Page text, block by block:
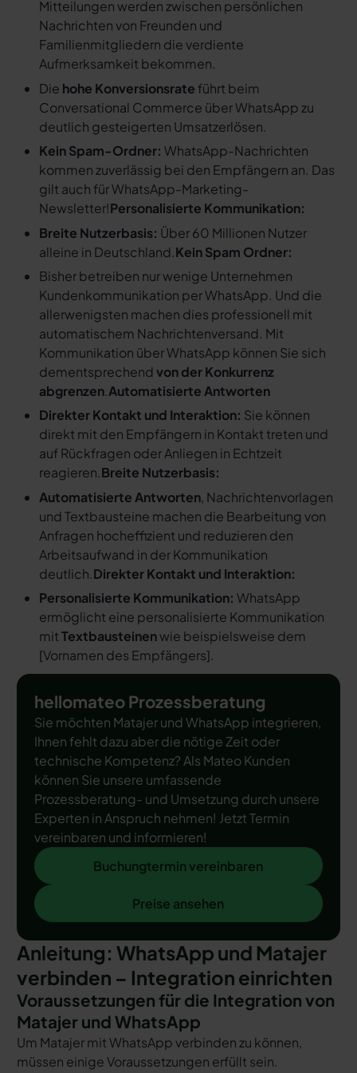
Mitteilungen werden zwischen persönlichen
Nachrichten von Freunden und
Familienmitgliedern die verdiente
Aufmerksamkeit bekommen.
Die hohe Konversionsrate führt beim
Conversational Commerce über WhatsApp zu
deutlich gesteigerten Umsatzerlösen.
Kein Spam-Ordner: WhatsApp-Nachrichten
kommen zuverlässig bei den Empfängern an. Das
gilt auch für WhatsApp-Marketing-
Newsletter!Personalisierte Kommunikation:
Breite Nutzerbasis: Über 60 Millionen Nutzer
alleine in Deutschland.Kein Spam Ordner:
Bisher betreiben nur wenige Unternehmen
Kundenkommunikation per WhatsApp. Und die
allerwenigsten machen dies professionell mit
automatischem Nachrichtenversand. Mit
Kommunikation über WhatsApp können Sie sich
dementsprechendvon der Konkurrenz
abgrenzen.Automatisierte Antworten
Direkter Kontakt und Interaktion: Sie können
direkt mit den Empfängern in Kontakt treten und
auf Rückfragen oder Anliegen in Echtzeit
reagieren.Breite Nutzerbasis:
Automatisierte Antworten, Nachrichtenvorlagen
und Textbausteine machen die Bearbeitung von
Anfragen hocheffizient und reduzieren den
Arbeitsaufwand in der Kommunikation
deutlich.Direkter Kontakt und Interaktion:
Personalisierte Kommunikation: WhatsApp
ermöglicht eine personalisierte Kommunikation
mitTextbausteinenwie beispielsweise dem
[Vornamen des Empfängers].
hellomateo Prozessberatung
Sie möchten Matajer und WhatsApp integrieren,
Ihnen fehlt dazu aber die nötige Zeit oder
technische Kompetenz? Als Mateo Kunden
können Sie unsere umfassende
Prozessberatung- und Umsetzung durch unsere
Experten in Anspruch nehmen! Jetzt Termin
vereinbaren und informieren!
Buchungtermin vereinbaren
Buchungtermin vereinbaren
Preise ansehen
Preise ansehen
Anleitung: WhatsApp und Matajer
verbinden – Integration einrichten
Voraussetzungen für die Integration von
Matajer und WhatsApp
Um Matajer mit WhatsApp verbinden zu können,
müssen einige Voraussetzungen erfüllt sein.